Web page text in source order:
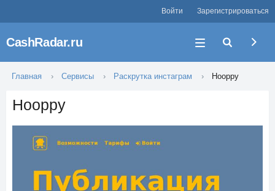
Войти Зарегистрироваться
CashRadar.ru
Главная Сервисы Раскрутка инстаграм Hooppy
Hooppy